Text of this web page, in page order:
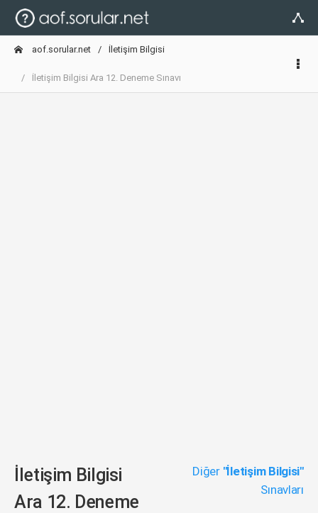
aof.sorular.net İletişim Bilgisi
İletişim Bilgisi Ara 12. Deneme Sınavı
İletişim Bilgisi
Ara 12. Deneme
Diğer "İletişim Bilgisi"
Sınavları